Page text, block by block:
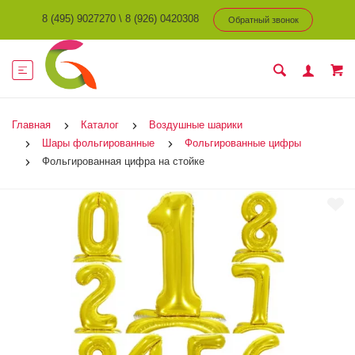
8 (495) 9027270 \ 8 (926) 0420308 Обратный звонок
Главная Каталог
Воздушные шарики
Шары фольгированные
Фольгированные цифры
Фольгированная цифра на стойке